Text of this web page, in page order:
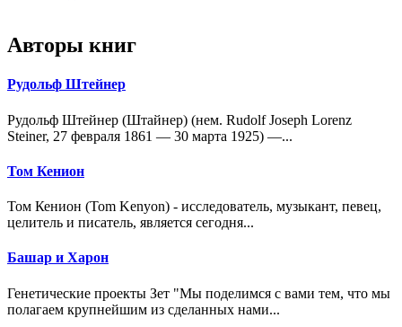
Авторы книг
Рудольф Штейнер
Рудольф Штейнер (Штайнер) (нем. Rudolf Joseph Lorenz
Steiner, 27 февраля 1861 — 30 марта 1925) —...
Том Кенион
Том Кенион (Tom Kenyon) - исследователь, музыкант, певец,
целитель и писатель, является сегодня...
Башар и Харон
Генетические проекты Зет "Мы поделимся с вами тем, что мы
полагаем крупнейшим из сделанных нами...